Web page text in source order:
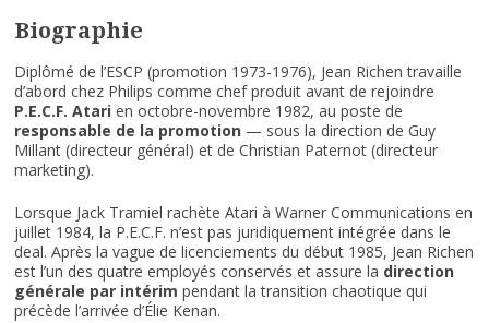
Biographie
Diplômé de l’ESCP (promotion 1973-1976), Jean Richen travaille
d’abord chez Philips comme chef produit avant de rejoindre
P.E.C.F. Atarien octobre-novembre 1982, au poste de
responsable de la promotion— sous la direction de Guy
Millant (directeur général) et de Christian Paternot (directeur
marketing).
Lorsque Jack Tramiel rachète Atari à Warner Communications en
juillet 1984, la P.E.C.F. n’est pas juridiquement intégrée dans le
deal. Après la vague de licenciements du début 1985, Jean Richen
est l’un des quatre employés conservés et assure la direction
générale par intérim pendant la transition chaotique qui
précède l’arrivée d’Élie Kenan.